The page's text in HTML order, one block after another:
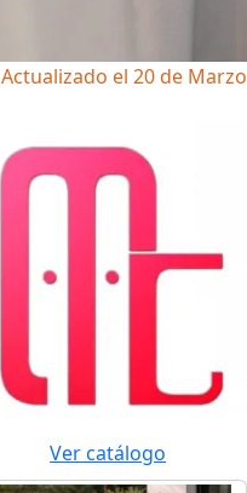
Actualizado el 20 de
Ver catálogo